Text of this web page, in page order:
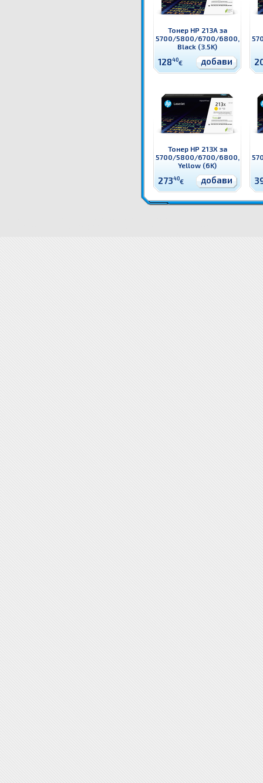
Тонер HP 213A за
5700/5800/6700/6800,
Black (3.5K)
12840€ добави
Тонер HP 213X за
5700/5800/6700/6800,
Yellow (6K)
27340€ добави